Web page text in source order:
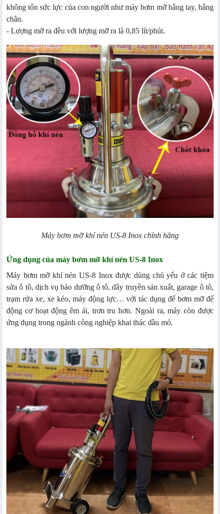
không tốn sức lực của con người như máy bơm mỡ bằng tay, bằng
chân.
- Lượng mỡ ra đều với lượng mỡ ra là 0,85 lít/phút.
Máy bơm mỡ khí nén US-8 Inox chính hãng
Ứng dụng của máy bơm mỡ khí nén US-8 Inox
Máy bơm mỡ khí nén US-8 Inox được dùng chủ yếu ở các tiệm
sửa ô tô, dịch vụ bảo dưỡng ô tô, dây truyền sản xuất, garage ô tô,
trạm rửa xe, xe kéo, máy động lực… với tác dụng để bơm mỡ để
động cơ hoạt động êm ái, trơn tru hơn. Ngoài ra, máy còn được
ứng dụng trong ngành công nghiệp khai thác dầu mỏ.